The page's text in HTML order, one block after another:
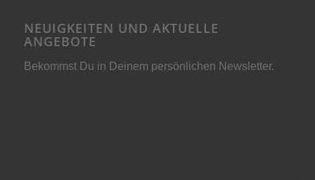
NEUIGKEITEN UND AKTUELLE
ANGEBOTE
Bekommst Du in Deinem persönlichen Newsletter.